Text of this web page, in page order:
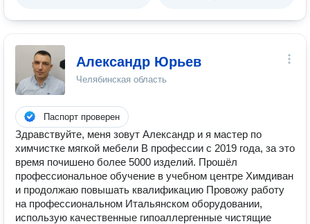
Александр Юрьев
Челябинская область
Паспорт проверен
Здравствуйте, меня зовут Александр и я мастер по
химчистке мягкой мебели В профессии с 2019 года, за это
время почишено более 5000 изделий. Прошёл
профессиональное обучение в учебном центре Химдиван
и продолжаю повышать квалификацию Провожу работу
на профессиональном Итальянском оборудовании,
использую качественные гипоаллергенные чистящие